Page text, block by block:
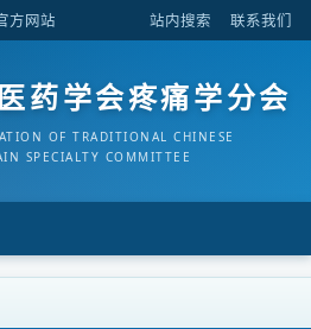
方网站 站内搜索 联系我们
药学会疼痛学分会
OF TRADITIONAL CHINESE
SPECIALTY COMMITTEE